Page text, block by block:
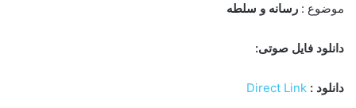
موضوع : رسانه و سلطه
دانلود فایل صوتی:
دانلود : Direct Link